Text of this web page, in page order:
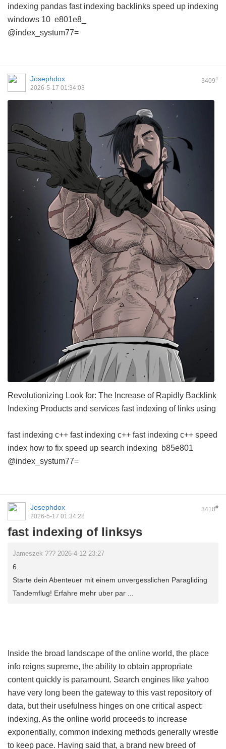
indexing pandas fast indexing backlinks speed up indexing
windows 10 e801e8_
@index_systum77=
3409#
Josephdox
2026-5-17 01:34:03
Revolutionizing Look for: The Increase of Rapidly Backlink
Indexing Products and services fast indexing of links using
fast indexing c++ fast indexing c++ fast indexing c++ speed
index how to fix speed up search indexing b85e801
@index_systum77=
3410#
Josephdox
2026-5-17 01:34:28
fast indexing of linksys
Jameszek ??? 2026-4-12 23:27
6.
Starte dein Abenteuer mit einem unvergesslichen Paragliding
Tandemflug! Erfahre mehr uber par ...
Inside the broad landscape of the online world, the place
info reigns supreme, the ability to obtain appropriate
content quickly is paramount. Search engines like yahoo
have very long been the gateway to this vast repository of
data, but their usefulness hinges on one critical aspect:
indexing. As the online world proceeds to increase
exponentially, common indexing methods generally wrestle
to keep pace. Having said that, a brand new breed of